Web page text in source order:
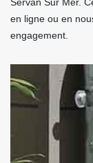
en ligne ou en
engagement.